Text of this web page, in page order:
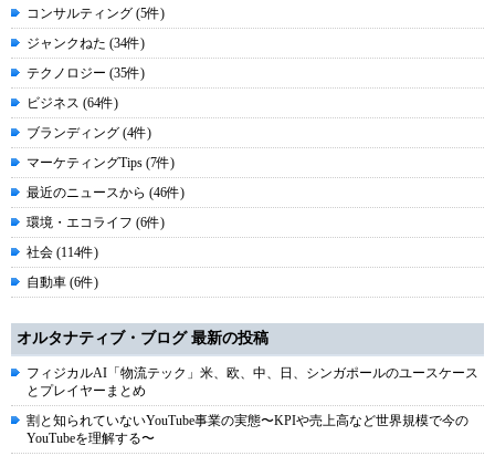
コンサルティング (5件)
ジャンクねた (34件)
テクノロジー (35件)
ビジネス (64件)
ブランディング (4件)
マーケティングTips (7件)
最近のニュースから (46件)
環境・エコライフ (6件)
社会 (114件)
自動車 (6件)
オルタナティブ・ブログ 最新の投稿
フィジカルAI「物流テック」米、欧、中、日、シンガポールのユースケース
とプレイヤーまとめ
割と知られていないYouTube事業の実態〜KPIや売上高など世界規模で今の
YouTubeを理解する〜